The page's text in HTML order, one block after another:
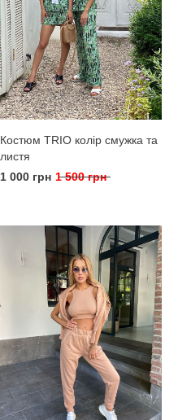
Костюм TRIO колір смужка та
листя
1 000 грн 1 500 грн